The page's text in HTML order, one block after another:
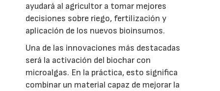
ayudará al agricultor a tomar mejores
decisiones sobre riego, fertilización y
aplicación de los nuevos bioinsumos.
Una de las innovaciones más destacadas
será la activación del biochar con
microalgas. En la práctica, esto significa
combinar un material capaz de mejorar la